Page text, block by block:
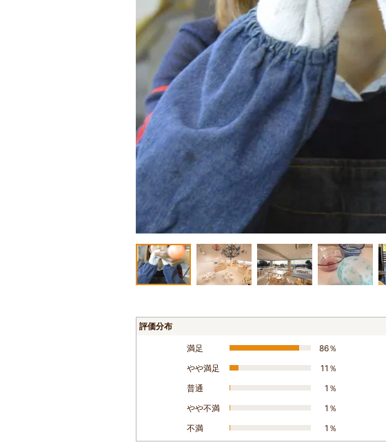
評価分布
満足
86％
やや満足
11％
普通
1％
やや不満
1％
不満
1％